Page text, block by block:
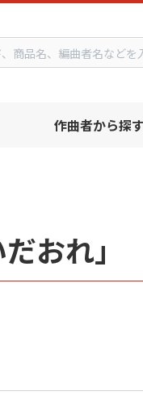
作曲者から探す
だおれ